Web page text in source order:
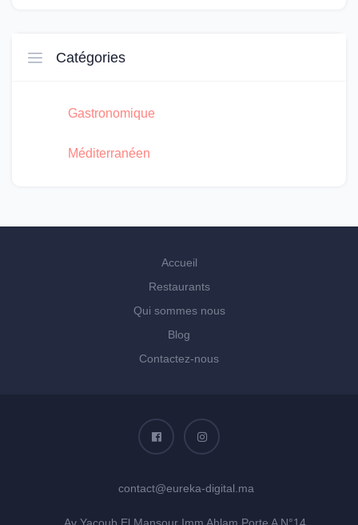
Catégories
Gastronomique
Méditerranéen
Accueil
Restaurants
Qui sommes nous
Blog
Contactez-nous
contact@eureka-digital.ma